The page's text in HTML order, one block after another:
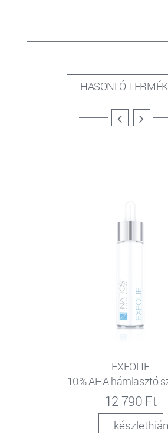
HASONLÓ
EXFOLIE
10% AHA hámlasztó
12 790 Ft